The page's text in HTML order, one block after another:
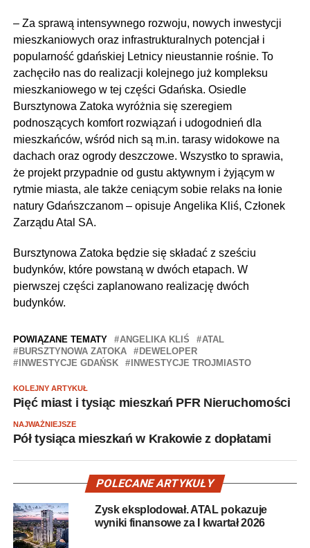
– Za sprawą intensywnego rozwoju, nowych inwestycji
mieszkaniowych oraz infrastrukturalnych potencjał i
popularność gdańskiej Letnicy nieustannie rośnie. To
zachęciło nas do realizacji kolejnego już kompleksu
mieszkaniowego w tej części Gdańska. Osiedle
Bursztynowa Zatoka wyróżnia się szeregiem
podnoszących komfort rozwiązań i udogodnień dla
mieszkańców, wśród nich są m.in. tarasy widokowe na
dachach oraz ogrody deszczowe. Wszystko to sprawia,
że projekt przypadnie od gustu aktywnym i żyjącym w
rytmie miasta, ale także ceniącym sobie relaks na łonie
natury Gdańszczanom – opisuje Angelika Kliś, Członek
Zarządu Atal SA.
Bursztynowa Zatoka będzie się składać z sześciu
budynków, które powstaną w dwóch etapach. W
pierwszej części zaplanowano realizację dwóch
budynków.
POWIĄZANE TEMATY ANGELIKA KLIŚ
ATAL
BURSZTYNOWA ZATOKA
DEWELOPER
INWESTYCJE GDAŃSK
INWESTYCJE TROJMIASTO
KOLEJNY ARTYKUŁ
Pięć miast i tysiąc mieszkań PFR Nieruchomości
NAJWAŻNIEJSZE
Pół tysiąca mieszkań w Krakowie z dopłatami
POLECANE ARTYKUŁY
Zysk eksplodował. ATAL pokazuje
wyniki finansowe za I kwartał 2026